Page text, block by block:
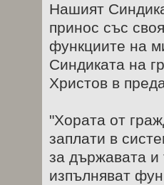
Нашият
принос със
функциите на
Синдиката на
Христов в
"Хората от
заплати в
за държавата и
изпълняват